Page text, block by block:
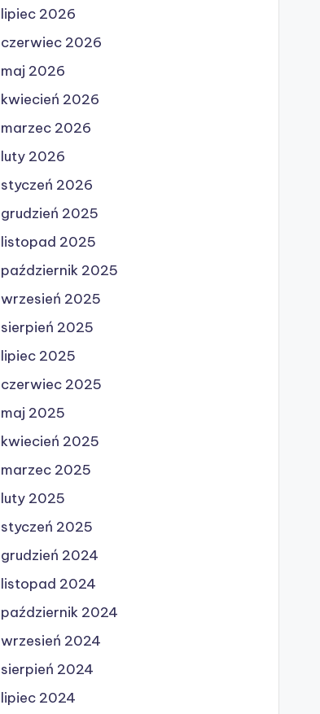
lipiec 2026
czerwiec 2026
maj 2026
kwiecień 2026
marzec 2026
luty 2026
styczeń 2026
grudzień 2025
listopad 2025
październik 2025
wrzesień 2025
sierpień 2025
lipiec 2025
czerwiec 2025
maj 2025
kwiecień 2025
marzec 2025
luty 2025
styczeń 2025
grudzień 2024
listopad 2024
październik 2024
wrzesień 2024
sierpień 2024
lipiec 2024